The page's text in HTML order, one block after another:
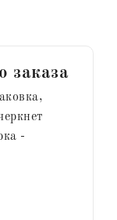
заказа
-